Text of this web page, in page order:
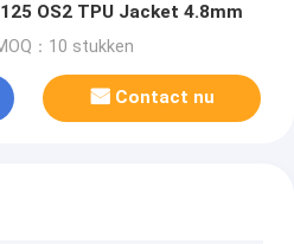
OS2 TPU Jacket 4.8mm
：10 stukken
Contact nu